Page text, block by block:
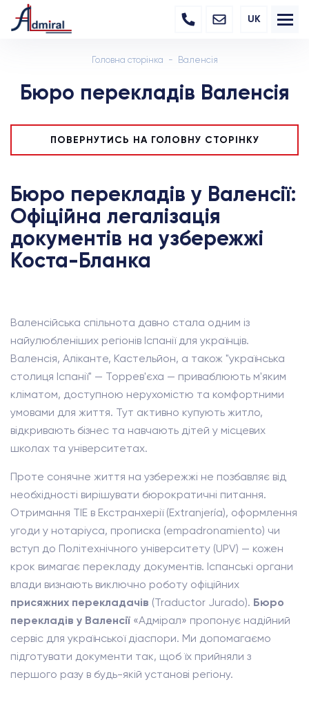
UK
Головна сторінка Валенсія
Бюро перекладів Валенсія
ПОВЕРНУТИСЬ НА ГОЛОВНУ СТОРІНКУ
Бюро перекладів у Валенсії:
Офіційна легалізація
документів на узбережжі
Коста-Бланка
Валенсійська спільнота давно стала одним із
найулюбленіших регіонів Іспанії для українців.
Валенсія, Аліканте, Кастельйон, а також "українська
столиця Іспанії" — Торрев'єха — приваблюють м'яким
кліматом, доступною нерухомістю та комфортними
умовами для життя. Тут активно купують житло,
відкривають бізнес та навчають дітей у місцевих
школах та університетах.
Проте сонячне життя на узбережжі не позбавляє від
необхідності вирішувати бюрократичні питання.
Отримання TIE в Екстранхерії (Extranjería), оформлення
угоди у нотаріуса, прописка (empadronamiento) чи
вступ до Політехнічного університету (UPV) — кожен
крок вимагає перекладу документів. Іспанські органи
влади визнають виключно роботу офіційних
присяжних перекладачів (Traductor Jurado). Бюро
перекладів у Валенсії «Адмірал» пропонує надійний
сервіс для української діаспори. Ми допомагаємо
підготувати документи так, щоб їх прийняли з
першого разу в будь-якій установі регіону.